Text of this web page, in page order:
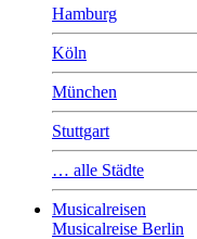
Hamburg
Köln
München
Stuttgart
… alle Städte
Musicalreisen
Musicalreise Berlin